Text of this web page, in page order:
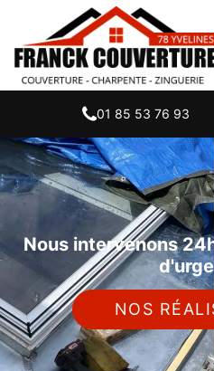
01 85 53 76 93
Nous intervenons
NOS